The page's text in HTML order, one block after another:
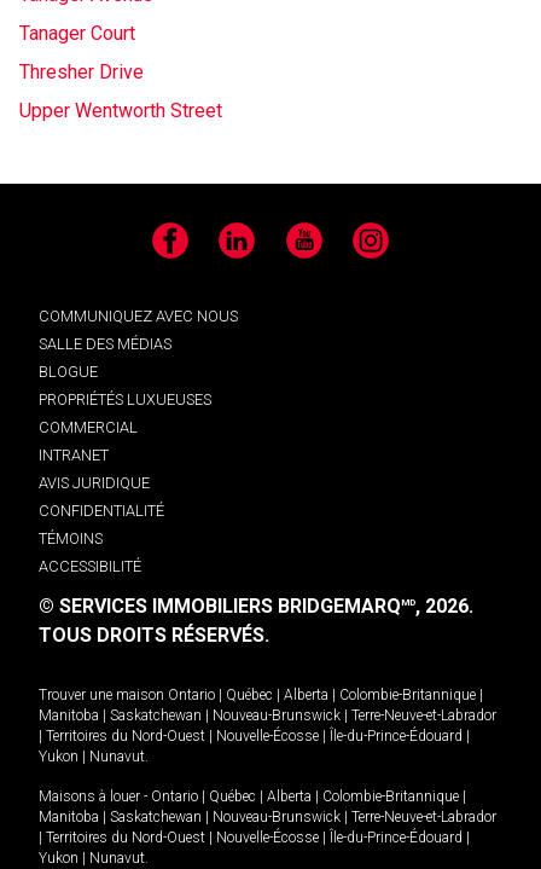
Tanager Court
Thresher Drive
Upper Wentworth Street
Facebook LinkedIn YouTube Instagram
COMMUNIQUEZ AVEC NOUS
SALLE DES MÉDIAS
BLOGUE
PROPRIÉTÉS LUXUEUSES
COMMERCIAL
INTRANET
AVIS JURIDIQUE
CONFIDENTIALITÉ
TÉMOINS
ACCESSIBILITÉ
© SERVICES IMMOBILIERS BRIDGEMARQMD, 2026.
TOUS DROITS RÉSERVÉS.
Trouver une maison Ontario Québec Alberta Colombie-Britannique
Manitoba
Saskatchewan Nouveau-Brunswick
Terre-Neuve-et-Labrador
Territoires du Nord-Ouest Nouvelle-Écosse Île-du-Prince-Édouard
Yukon
Nunavut.
Maisons à louer - Ontario Québec Alberta Colombie-Britannique
Manitoba
Saskatchewan Nouveau-Brunswick
Terre-Neuve-et-Labrador
Territoires du Nord-Ouest Nouvelle-Écosse Île-du-Prince-Édouard
Yukon
Nunavut.